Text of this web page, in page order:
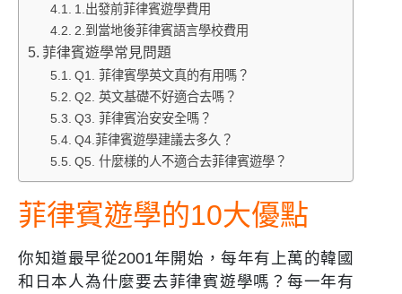
1.出發前菲律賓遊學費用
2.到當地後菲律賓語言學校費用
菲律賓遊學常見問題
Q1. 菲律賓學英文真的有用嗎？
Q2. 英文基礎不好適合去嗎？
Q3. 菲律賓治安安全嗎？
Q4.菲律賓遊學建議去多久？
Q5. 什麼樣的人不適合去菲律賓遊學？
菲律賓遊學的10大優點
你知道最早從2001年開始，每年有上萬的韓國
和日本人為什麼要去菲律賓遊學嗎？每一年有